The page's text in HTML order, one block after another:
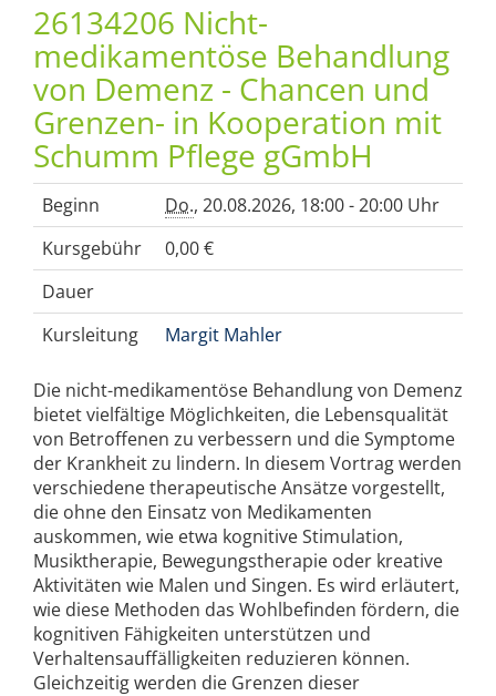
26134206 Nicht-
medikamentöse Behandlung
von Demenz - Chancen und
Grenzen- in Kooperation mit
Schumm Pflege gGmbH
Beginn Do., 20.08.2026, 18:00 - 20:00 Uhr
Kursgebühr
0,00 €
Dauer
Kursleitung
Margit Mahler
Die nicht-medikamentöse Behandlung von Demenz
bietet vielfältige Möglichkeiten, die Lebensqualität
von Betroffenen zu verbessern und die Symptome
der Krankheit zu lindern. In diesem Vortrag werden
verschiedene therapeutische Ansätze vorgestellt,
die ohne den Einsatz von Medikamenten
auskommen, wie etwa kognitive Stimulation,
Musiktherapie, Bewegungstherapie oder kreative
Aktivitäten wie Malen und Singen. Es wird erläutert,
wie diese Methoden das Wohlbefinden fördern, die
kognitiven Fähigkeiten unterstützen und
Verhaltensauffälligkeiten reduzieren können.
Gleichzeitig werden die Grenzen dieser